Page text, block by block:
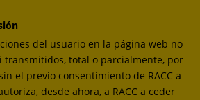
del usuario en la página web no
transmitidos, total o parcialmente, por
el previo consentimiento de RACC a
desde ahora, a RACC a ceder